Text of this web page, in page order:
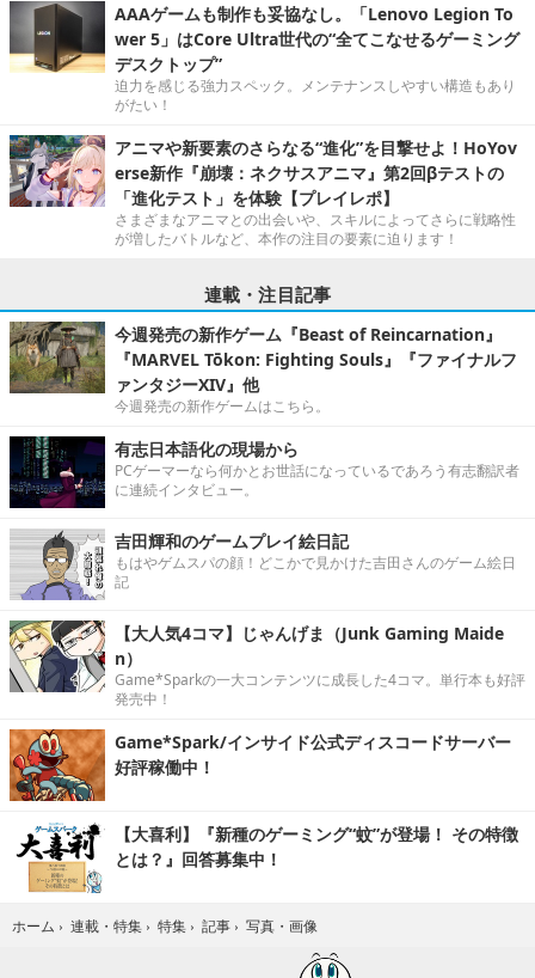
AAAゲームも制作も妥協なし。「Lenovo Legion To
wer 5」はCore Ultra世代の“全てこなせるゲーミング
デスクトップ”
迫力を感じる強力スペック。メンテナンスしやすい構造もあり
がたい！
アニマや新要素のさらなる“進化”を目撃せよ！HoYov
erse新作『崩壊：ネクサスアニマ』第2回βテストの
「進化テスト」を体験【プレイレポ】
さまざまなアニマとの出会いや、スキルによってさらに戦略性
が増したバトルなど、本作の注目の要素に迫ります！
連載・注目記事
今週発売の新作ゲーム『Beast of Reincarnation』
『MARVEL Tōkon: Fighting Souls』『ファイナルフ
ァンタジーXIV』他
今週発売の新作ゲームはこちら。
有志日本語化の現場から
PCゲーマーなら何かとお世話になっているであろう有志翻訳者
に連続インタビュー。
吉田輝和のゲームプレイ絵日記
もはやゲムスパの顔！どこかで見かけた吉田さんのゲーム絵日
記
【大人気4コマ】じゃんげま（Junk Gaming Maide
n）
Game*Sparkの一大コンテンツに成長した4コマ。単行本も好評
発売中！
Game*Spark/インサイド公式ディスコードサーバー
好評稼働中！
【大喜利】『新種のゲーミング“蚊”が登場！ その特徴
とは？』回答募集中！
ホーム › 連載・特集 › 特集 › 記事 › 写真・画像